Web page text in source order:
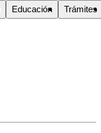
Educación Trámites